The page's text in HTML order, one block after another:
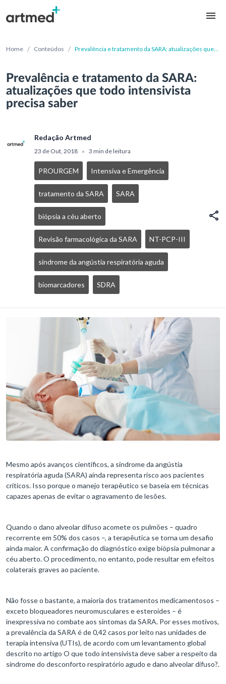
Home / Conteúdos / Prevalência e tratamento da SARA: atualizações que
Prevalência e tratamento da SARA:
atualizações que todo intensivista
precisa saber
Redação Artmed
23 de Out, 2018 • 3 min de leitura
PROURGEM Intensiva e Emergência
tratamento da SARA SARA
biópsia a céu aberto
Revisão farmacológica da SARA NT-PCP-III
síndrome da angústia respiratória aguda
biomarcadores SDRA
Mesmo após avanços científicos, a síndrome da angústia
respiratória aguda (SARA) ainda representa risco aos pacientes
críticos. Isso porque o manejo terapêutico se baseia em técnicas
capazes apenas de evitar o agravamento de lesões.
Quando o dano alveolar difuso acomete os pulmões – quadro
recorrente em 50% dos casos –, a terapêutica se torna um desafio
ainda maior. A confirmação do diagnóstico exige biópsia pulmonar a
céu aberto. O procedimento, no entanto, pode resultar em efeitos
colaterais graves ao paciente.
Não fosse o bastante, a maioria dos tratamentos medicamentosos –
exceto bloqueadores neuromusculares e esteroides – é
inexpressiva no combate aos sintomas da SARA. Por esses motivos,
a prevalência da SARA é de 0,42 casos por leito nas unidades de
terapia intensiva (UTIs), de acordo com um levantamento global
descrito no artigo O que todo intensivista deve saber a respeito da
síndrome do desconforto respiratório agudo e dano alveolar difuso?.